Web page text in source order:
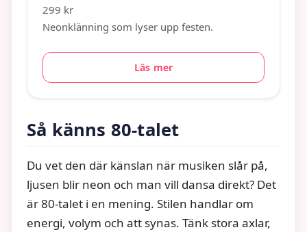
299 kr
Neonklänning som lyser upp festen.
Läs mer
Så känns 80-talet
Du vet den där känslan när musiken slår på,
ljusen blir neon och man vill dansa direkt? Det
är 80-talet i en mening. Stilen handlar om
energi, volym och att synas. Tänk stora axlar,